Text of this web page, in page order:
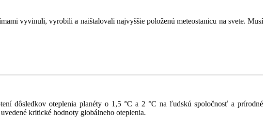
vyvinuli, vyrobili a naištalovali najvyššie položenú meteostanicu na svete. Musí
dôsledkov oteplenia planéty o 1,5 °C a 2 °C na ľudskú spoločnosť a prírodné
kritické hodnoty globálneho oteplenia.